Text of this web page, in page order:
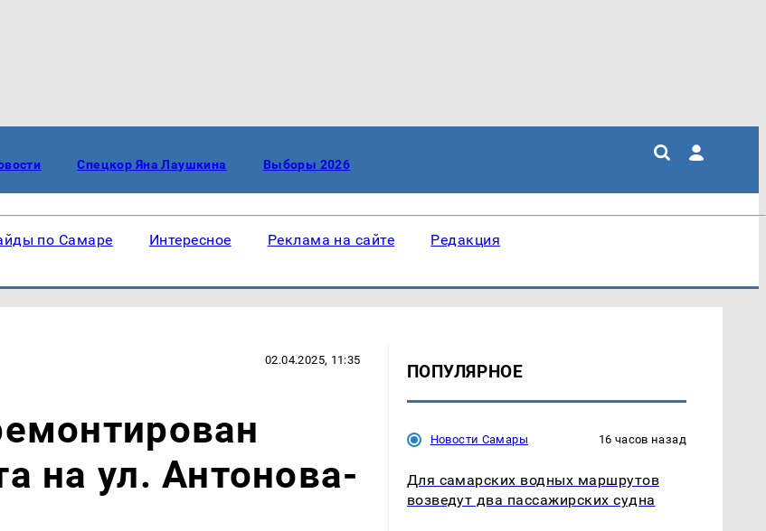
Спецкор Яна Лаушкина Выборы 2026
по Самаре Интересное Реклама на сайте Редакция
02.04.2025, 11:35
на ул. Антонова-
ПОПУЛЯРНОЕ
Новости Самары 16 часов назад
Для самарских водных маршрутов
возведут два пассажирских судна